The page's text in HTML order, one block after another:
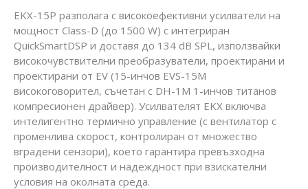
EKX-15P разполага с високоефективни усилватели на
мощност Class-D (до 1500 W) с интегриран
QuickSmartDSP и доставя до 134 dB SPL, използвайки
високочувствителни преобразуватели, проектирани и
проектирани от EV (15-инчов EVS-15M
високоговорител, съчетан с DH-1M 1-инчов титанов
компресионен драйвер). Усилвателят EKX включва
интелигентно термично управление (с вентилатор с
променлива скорост, контролиран от множество
вградени сензори), което гарантира превъзходна
производителност и надеждност при взискателни
условия на околната среда.